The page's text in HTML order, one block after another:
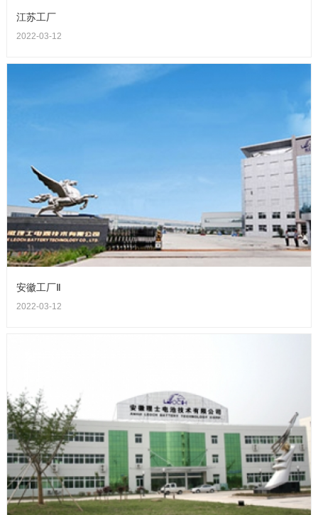
江苏工厂
2022-03-12
安徽工厂Ⅱ
2022-03-12